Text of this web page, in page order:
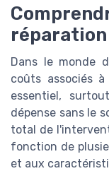
Dans le monde
coûts associés à
essentiel,
dépense sans le
total de
fonction de
et aux